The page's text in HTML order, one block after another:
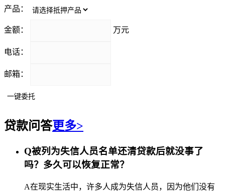
产品：
金额： 万元
电话：
邮箱：
贷款问答更多>
Q被列为失信人员名单还清贷款后就没事了
吗？多久可以恢复正常？
A在现实生活中，许多人成为失信人员，因为他们没有